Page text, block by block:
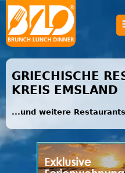
GRIECHISCHE
KREIS EMSLAND
...und weitere